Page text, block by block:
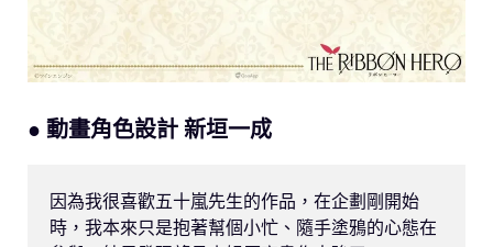
● 動畫角色設計 新垣一成
因為我很喜歡五十嵐先生的作品，在企劃剛開始
時，我本來只是抱著幫個小忙、隨手塗鴉的心態在